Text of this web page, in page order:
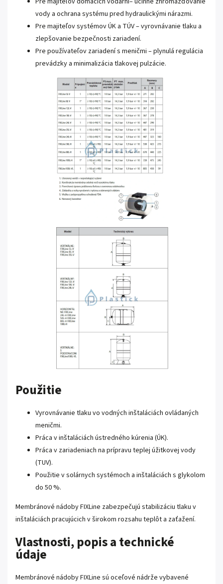
vody a ochrana systému pred hydraulickými nárazmi.
Pre majiteľov systémov ÚK a TÚV – vyrovnávanie tlaku a
zlepšovanie bezpečnosti zariadení.
Pre používateľov zariadení s meničmi – plynulá regulácia
prevádzky a minimalizácia tlakovej pulzácie.
Použitie
Vyrovnávanie tlaku vo vodných inštaláciách ovládaných
meničmi.
Práca v inštaláciách ústredného kúrenia (ÚK).
Práca v zariadeniach na prípravu teplej úžitkovej vody
(TUV).
Použitie v solárnych systémoch a inštaláciách s glykolom
do 50 %.
Membránové nádoby FIXLine zabezpečujú stabilizáciu tlaku v
inštaláciách pracujúcich v širokom rozsahu teplôt a zaťažení.
Vlastnosti, popis a technické
údaje
Membránové nádoby FIXLine sú oceľové nádrže vybavené